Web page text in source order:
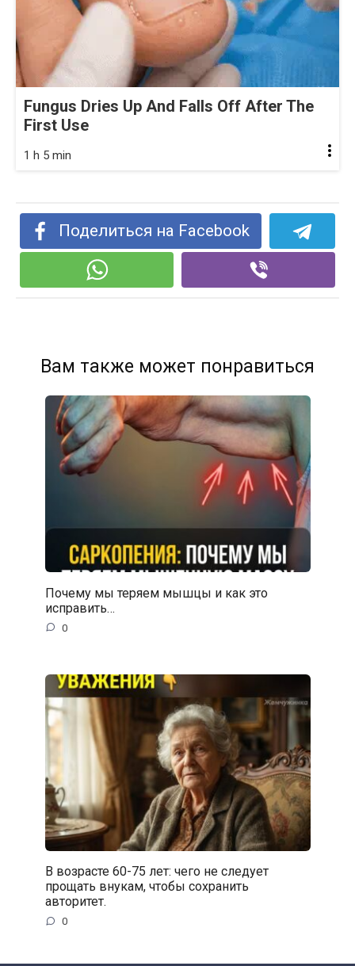
Fungus Dries Up And Falls Off After The
First Use
1 h 5 min
Поделиться на Facebook
Вам также может понравиться
Почему мы теряем мышцы и как это
исправить…
0
В возрасте 60-75 лет: чего не следует
прощать внукам, чтобы сохранить
авторитет.
0